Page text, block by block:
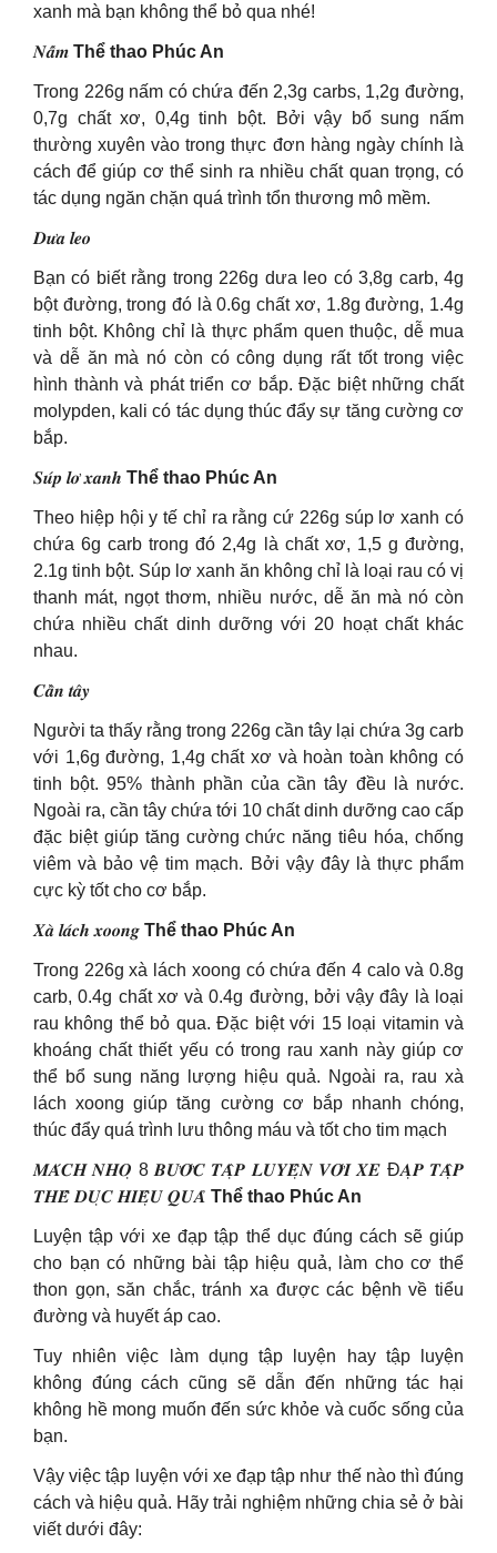
xanh mà bạn không thể bỏ qua nhé!
𝑵𝒂̂́𝒎 Thể thao Phúc An
Trong 226g nấm có chứa đến 2,3g carbs, 1,2g đường,
0,7g chất xơ, 0,4g tinh bột. Bởi vậy bổ sung nấm
thường xuyên vào trong thực đơn hàng ngày chính là
cách để giúp cơ thể sinh ra nhiều chất quan trọng, có
tác dụng ngăn chặn quá trình tổn thương mô mềm.
𝑫𝒖̛𝒂 𝒍𝒆𝒐
Bạn có biết rằng trong 226g dưa leo có 3,8g carb, 4g
bột đường, trong đó là 0.6g chất xơ, 1.8g đường, 1.4g
tinh bột. Không chỉ là thực phẩm quen thuộc, dễ mua
và dễ ăn mà nó còn có công dụng rất tốt trong việc
hình thành và phát triển cơ bắp. Đặc biệt những chất
molypden, kali có tác dụng thúc đẩy sự tăng cường cơ
bắp.
𝑺𝒖́𝒑 𝒍𝒐̛ 𝒙𝒂𝒏𝒉 Thể thao Phúc An
Theo hiệp hội y tế chỉ ra rằng cứ 226g súp lơ xanh có
chứa 6g carb trong đó 2,4g là chất xơ, 1,5 g đường,
2.1g tinh bột. Súp lơ xanh ăn không chỉ là loại rau có vị
thanh mát, ngọt thơm, nhiều nước, dễ ăn mà nó còn
chứa nhiều chất dinh dưỡng với 20 hoạt chất khác
nhau.
𝑪𝒂̂̀𝒏 𝒕𝒂̂𝒚
Người ta thấy rằng trong 226g cần tây lại chứa 3g carb
với 1,6g đường, 1,4g chất xơ và hoàn toàn không có
tinh bột. 95% thành phần của cần tây đều là nước.
Ngoài ra, cần tây chứa tới 10 chất dinh dưỡng cao cấp
đặc biệt giúp tăng cường chức năng tiêu hóa, chống
viêm và bảo vệ tim mạch. Bởi vậy đây là thực phẩm
cực kỳ tốt cho cơ bắp.
𝑿𝒂̀ 𝒍𝒂́𝒄𝒉 𝒙𝒐𝒐𝒏𝒈 Thể thao Phúc An
Trong 226g xà lách xoong có chứa đến 4 calo và 0.8g
carb, 0.4g chất xơ và 0.4g đường, bởi vậy đây là loại
rau không thể bỏ qua. Đặc biệt với 15 loại vitamin và
khoáng chất thiết yếu có trong rau xanh này giúp cơ
thể bổ sung năng lượng hiệu quả. Ngoài ra, rau xà
lách xoong giúp tăng cường cơ bắp nhanh chóng,
thúc đẩy quá trình lưu thông máu và tốt cho tim mạch
𝑴𝑨́𝑪𝑯 𝑵𝑯𝑶̣ 8 𝑩𝑼̛𝑶̛́𝑪 𝑻𝑨̣̂𝑷 𝑳𝑼𝒀𝑬̣̂𝑵 𝑽𝑶̛́𝑰 𝑿𝑬 Đ𝑨̣𝑷 𝑻𝑨̣̂𝑷
𝑻𝑯𝑬̂̉ 𝑫𝑼̣𝑪 𝑯𝑰𝑬̣̂𝑼 𝑸𝑼𝑨̉ Thể thao Phúc An
Luyện tập với xe đạp tập thể dục đúng cách sẽ giúp
cho bạn có những bài tập hiệu quả, làm cho cơ thể
thon gọn, săn chắc, tránh xa được các bệnh về tiểu
đường và huyết áp cao.
Tuy nhiên việc làm dụng tập luyện hay tập luyện
không đúng cách cũng sẽ dẫn đến những tác hại
không hề mong muốn đến sức khỏe và cuốc sống của
bạn.
Vậy việc tập luyện với xe đạp tập như thế nào thì đúng
cách và hiệu quả. Hãy trải nghiệm những chia sẻ ở bài
viết dưới đây: